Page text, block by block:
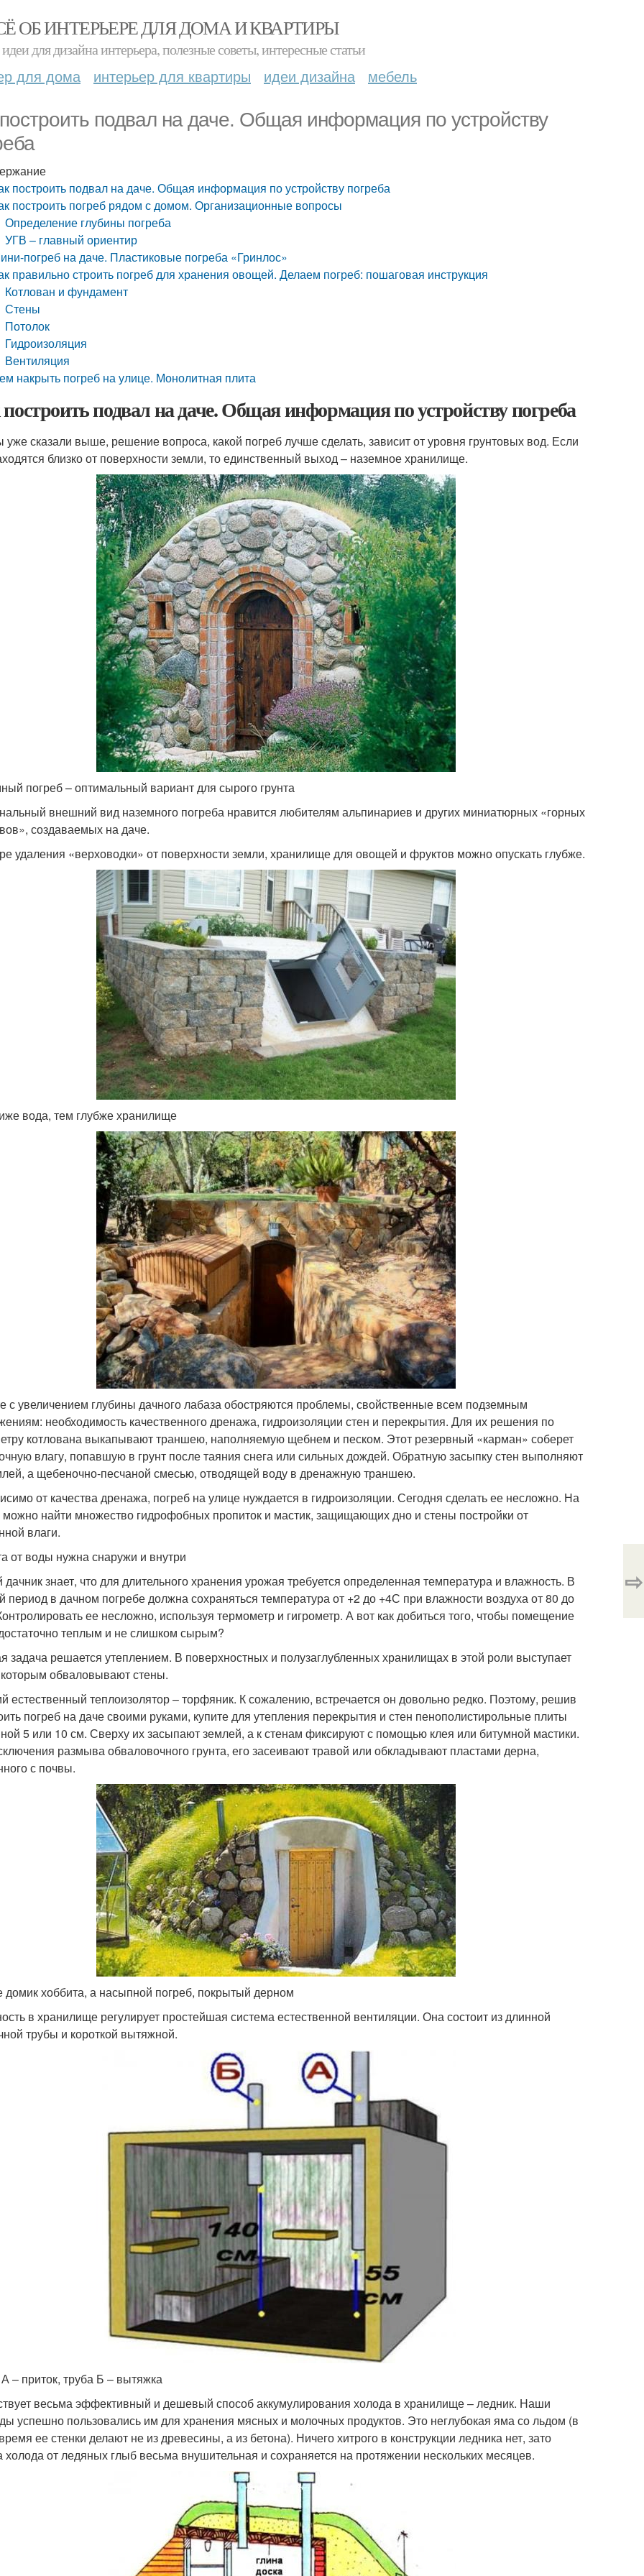
ОБ ИНТЕРЬЕРЕ ДЛЯ ДОМА И КВАРТИРЫ
для дизайна интерьера, полезные советы, интересные статьи
для дома интерьер для квартиры идеи дизайна мебель
подвал на даче. Общая информация по устройству
построить подвал на даче. Общая информация по устройству погреба
построить погреб рядом с домом. Организационные вопросы
Определение глубины погреба
УГВ – главный ориентир
погреб на даче. Пластиковые погреба «Гринлос»
правильно строить погреб для хранения овощей. Делаем погреб: пошаговая инструкция
Котлован и фундамент
Стены
Потолок
Гидроизоляция
Вентиляция
накрыть погреб на улице. Монолитная плита
подвал на даче. Общая информация по устройству погреба
уже сказали выше, решение вопроса, какой погреб лучше сделать, зависит от уровня грунтовых вод. Если
близко от поверхности земли, то единственный выход – наземное хранилище.
погреб – оптимальный вариант для сырого грунта
внешний вид наземного погреба нравится любителям альпинариев и других миниатюрных «горных
создаваемых на даче.
удаления «верховодки» от поверхности земли, хранилище для овощей и фруктов можно опускать глубже.
вода, тем глубже хранилище
с увеличением глубины дачного лабаза обостряются проблемы, свойственные всем подземным
необходимость качественного дренажа, гидроизоляции стен и перекрытия. Для их решения по
котлована выкапывают траншею, наполняемую щебнем и песком. Этот резервный «карман» соберет
влагу, попавшую в грунт после таяния снега или сильных дождей. Обратную засыпку стен выполняют
а щебеночно-песчаной смесью, отводящей воду в дренажную траншею.
от качества дренажа, погреб на улице нуждается в гидроизоляции. Сегодня сделать ее несложно. На
найти множество гидрофобных пропиток и мастик, защищающих дно и стены постройки от
влаги.
от воды нужна снаружи и внутри
знает, что для длительного хранения урожая требуется определенная температура и влажность. В
период в дачном погребе должна сохраняться температура от +2 до +4С при влажности воздуха от 80 до
ее несложно, используя термометр и гигрометр. А вот как добиться того, чтобы помещение
теплым и не слишком сырым?
задача решается утеплением. В поверхностных и полузаглубленных хранилищах в этой роли выступает
которым обваловывают стены.
естественный теплоизолятор – торфяник. К сожалению, встречается он довольно редко. Поэтому, решив
погреб на даче своими руками, купите для утепления перекрытия и стен пенополистирольные плиты
5 или 10 см. Сверху их засыпают землей, а к стенам фиксируют с помощью клея или битумной мастики.
размыва обваловочного грунта, его засеивают травой или обкладывают пластами дерна,
с почвы.
домик хоббита, а насыпной погреб, покрытый дерном
в хранилище регулирует простейшая система естественной вентиляции. Она состоит из длинной
трубы и короткой вытяжной.
– приток, труба Б – вытяжка
весьма эффективный и дешевый способ аккумулирования холода в хранилище – ледник. Наши
успешно пользовались им для хранения мясных и молочных продуктов. Это неглубокая яма со льдом (в
ее стенки делают не из древесины, а из бетона). Ничего хитрого в конструкции ледника нет, зато
холода от ледяных глыб весьма внушительная и сохраняется на протяжении нескольких месяцев.
⇨